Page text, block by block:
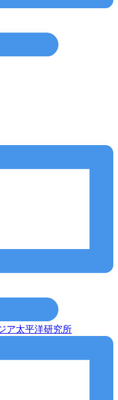
ア太平洋研究所